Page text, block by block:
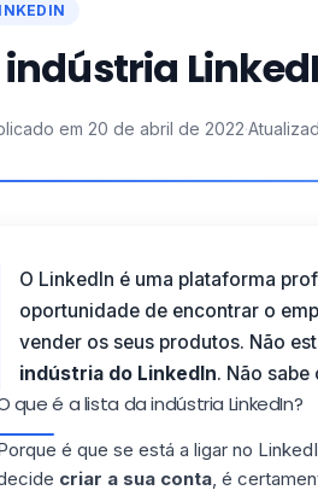
indústria
em 20 de abril de 2022·
O LinkedIn é uma plataforma
oportunidade de encontrar o
vender os seus produtos. Não
indústria do LinkedIn. Não
que é a lista da indústria LinkedIn?
é que se está a ligar no
criar a sua conta, é